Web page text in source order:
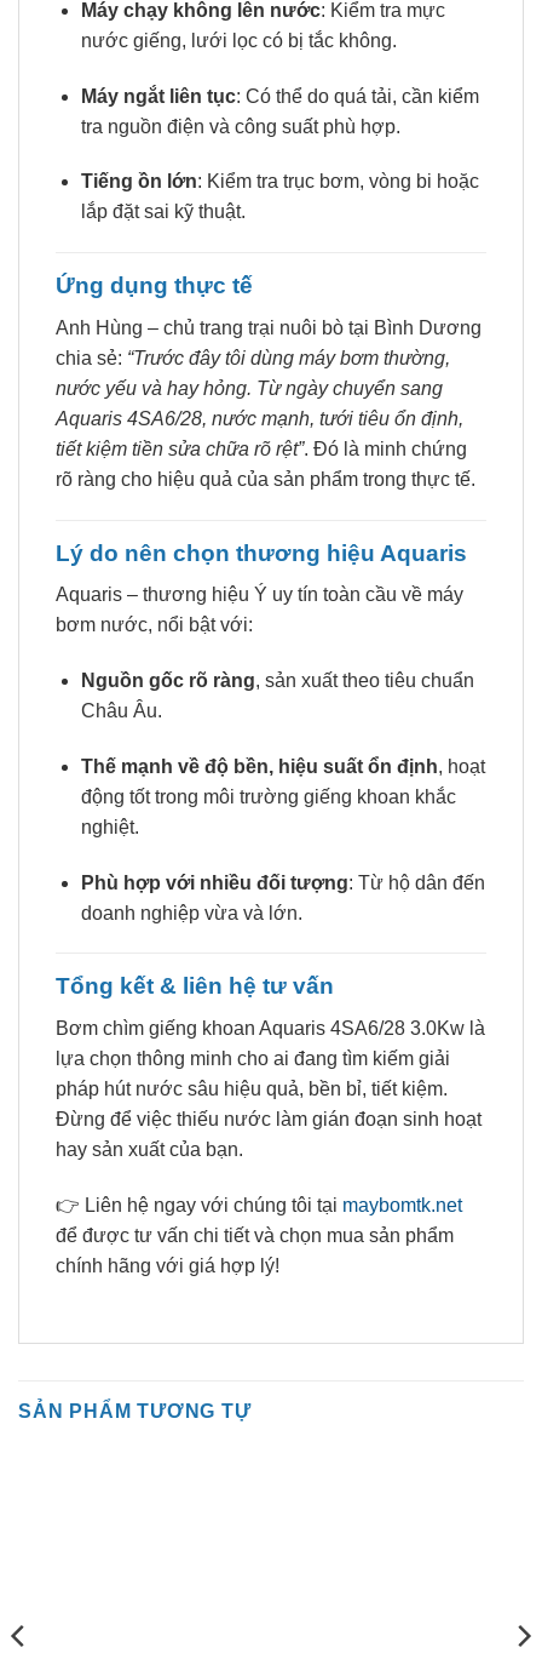
Máy chạy không lên nước: Kiểm tra mực
nước giếng, lưới lọc có bị tắc không.
Máy ngắt liên tục: Có thể do quá tải, cần kiểm
tra nguồn điện và công suất phù hợp.
Tiếng ồn lớn: Kiểm tra trục bơm, vòng bi hoặc
lắp đặt sai kỹ thuật.
Ứng dụng thực tế
Anh Hùng – chủ trang trại nuôi bò tại Bình Dương
chia sẻ: “Trước đây tôi dùng máy bơm thường,
nước yếu và hay hỏng. Từ ngày chuyển sang
Aquaris 4SA6/28, nước mạnh, tưới tiêu ổn định,
tiết kiệm tiền sửa chữa rõ rệt”. Đó là minh chứng
rõ ràng cho hiệu quả của sản phẩm trong thực tế.
Lý do nên chọn thương hiệu Aquaris
Aquaris – thương hiệu Ý uy tín toàn cầu về máy
bơm nước, nổi bật với:
Nguồn gốc rõ ràng, sản xuất theo tiêu chuẩn
Châu Âu.
Thế mạnh về độ bền, hiệu suất ổn định, hoạt
động tốt trong môi trường giếng khoan khắc
nghiệt.
Phù hợp với nhiều đối tượng: Từ hộ dân đến
doanh nghiệp vừa và lớn.
Tổng kết & liên hệ tư vấn
Bơm chìm giếng khoan Aquaris 4SA6/28 3.0Kw là
lựa chọn thông minh cho ai đang tìm kiếm giải
pháp hút nước sâu hiệu quả, bền bỉ, tiết kiệm.
Đừng để việc thiếu nước làm gián đoạn sinh hoạt
hay sản xuất của bạn.
👉 Liên hệ ngay với chúng tôi tại maybomtk.net
để được tư vấn chi tiết và chọn mua sản phẩm
chính hãng với giá hợp lý!
SẢN PHẨM TƯƠNG TỰ